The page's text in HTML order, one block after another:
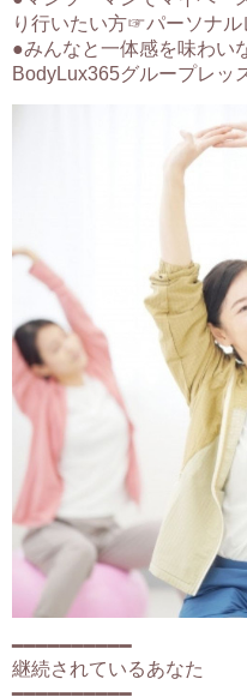
り行いたい方☞パーソナル
●みんなと一体感を味わ
BodyLux365グループレッ
━━━━━━━━━━
継続されているあなた